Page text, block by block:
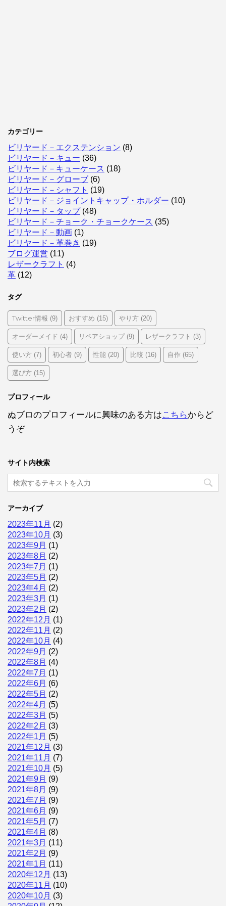
カテゴリー
ビリヤード－エクステンション (8)
ビリヤード－キュー (36)
ビリヤード－キューケース (18)
ビリヤード－グローブ (6)
ビリヤード－シャフト (19)
ビリヤード－ジョイントキャップ・ホルダー (10)
ビリヤード－タップ(48)
ビリヤード－チョーク・チョークケース (35)
ビリヤード－動画 (1)
ビリヤード－革巻き (19)
ブログ運営 (11)
レザークラフト (4)
革 (12)
タグ
Twitter情報 (9) おすすめ (15) やり方 (20)
オーダーメイド (4) リペアショップ(9) レザークラフト (3)
使い方 (7) 初心者 (9) 性能 (20) 比較 (16) 自作 (65)
選び方 (15)
プロフィール
ぬブロのプロフィールに興味のある方はこちらからど
うぞ
サイト内検索
アーカイブ
2023年11月 (2)
2023年10月 (3)
2023年9月 (1)
2023年8月 (2)
2023年7月 (1)
2023年5月 (2)
2023年4月 (2)
2023年3月 (1)
2023年2月 (2)
2022年12月 (1)
2022年11月 (2)
2022年10月 (4)
2022年9月 (2)
2022年8月 (4)
2022年7月 (1)
2022年6月 (6)
2022年5月 (2)
2022年4月 (5)
2022年3月 (5)
2022年2月 (3)
2022年1月 (5)
2021年12月 (3)
2021年11月 (7)
2021年10月 (5)
2021年9月 (9)
2021年8月 (9)
2021年7月 (9)
2021年6月 (9)
2021年5月 (7)
2021年4月 (8)
2021年3月 (11)
2021年2月 (9)
2021年1月 (11)
2020年12月 (13)
2020年11月 (10)
2020年10月 (3)